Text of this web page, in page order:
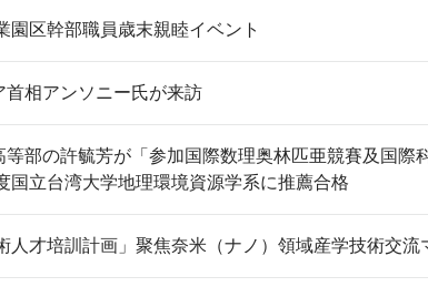
園区幹部職員歳末親睦イベント
首相アンソニー氏が来訪
部の許毓芳が「参加国際数理奥林匹亜競賽及国
国立台湾大学地理環境資源学系に推薦合格
人才培訓計画」聚焦奈米（ナノ）領域産学技術交流